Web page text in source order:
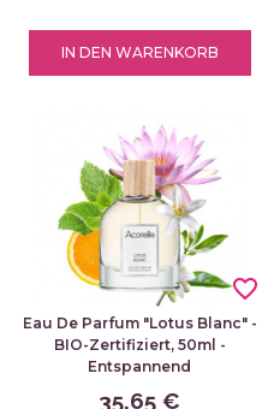
IN DEN WARENKORB
Eau De Parfum "Lotus Blanc" -
BIO-Zertifiziert, 50ml -
Entspannend
35,65 €
favorite_border